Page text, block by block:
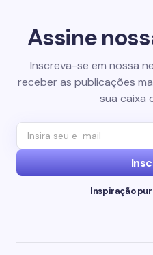
Assine
Inscreva-se em nossa
receber as publicações
sua caixa
Inspiração